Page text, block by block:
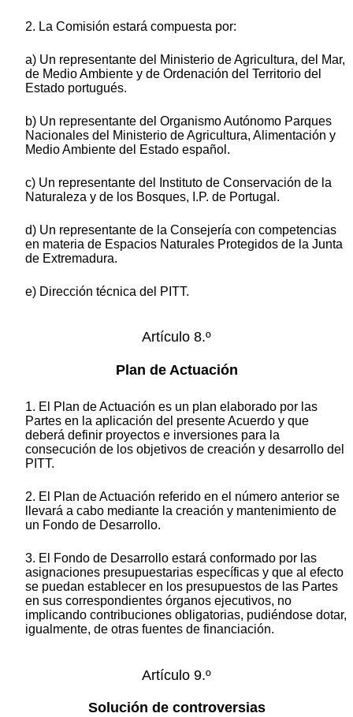
2. La Comisión estará compuesta por:
a) Un representante del Ministerio de Agricultura, del Mar,
de Medio Ambiente y de Ordenación del Territorio del
Estado portugués.
b) Un representante del Organismo Autónomo Parques
Nacionales del Ministerio de Agricultura, Alimentación y
Medio Ambiente del Estado español.
c) Un representante del Instituto de Conservación de la
Naturaleza y de los Bosques, I.P. de Portugal.
d) Un representante de la Consejería con competencias
en materia de Espacios Naturales Protegidos de la Junta
de Extremadura.
e) Dirección técnica del PITT.
Artículo 8.º
Plan de Actuación
1. El Plan de Actuación es un plan elaborado por las
Partes en la aplicación del presente Acuerdo y que
deberá definir proyectos e inversiones para la
consecución de los objetivos de creación y desarrollo del
PITT.
2. El Plan de Actuación referido en el número anterior se
llevará a cabo mediante la creación y mantenimiento de
un Fondo de Desarrollo.
3. El Fondo de Desarrollo estará conformado por las
asignaciones presupuestarias específicas y que al efecto
se puedan establecer en los presupuestos de las Partes
en sus correspondientes órganos ejecutivos, no
implicando contribuciones obligatorias, pudiéndose dotar,
igualmente, de otras fuentes de financiación.
Artículo 9.º
Solución de controversias